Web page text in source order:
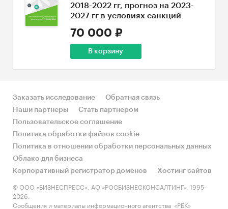
2018-2022 гг, прогноз на 2023-
2027 гг в условиях санкций
70 000 ₽
В корзину
Заказать исследование
Обратная связь
Наши партнеры
Стать партнером
Пользовательское соглашение
Политика обработки файлов cookie
Политика в отношении обработки персональных данных
Облако для бизнеса
Корпоративный регистратор доменов
Хостинг сайтов
© ООО «БИЗНЕСПРЕСС», АО «РОСБИЗНЕСКОНСАЛТИНГ», 1995-
2026.
Сообщения и материалы информационного агентства «РБК»